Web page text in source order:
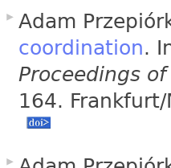
Adam
coordination.
Proceedings
164.